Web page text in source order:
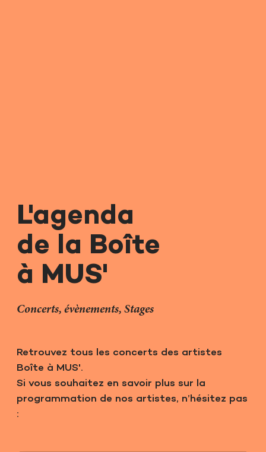
L'agenda
de la Boîte
à MUS'
Concerts, évènements, Stages
Retrouvez tous les concerts des artistes
Boîte à MUS'.
Si vous souhaitez en savoir plus sur la
programmation de nos artistes, n’hésitez pas
: